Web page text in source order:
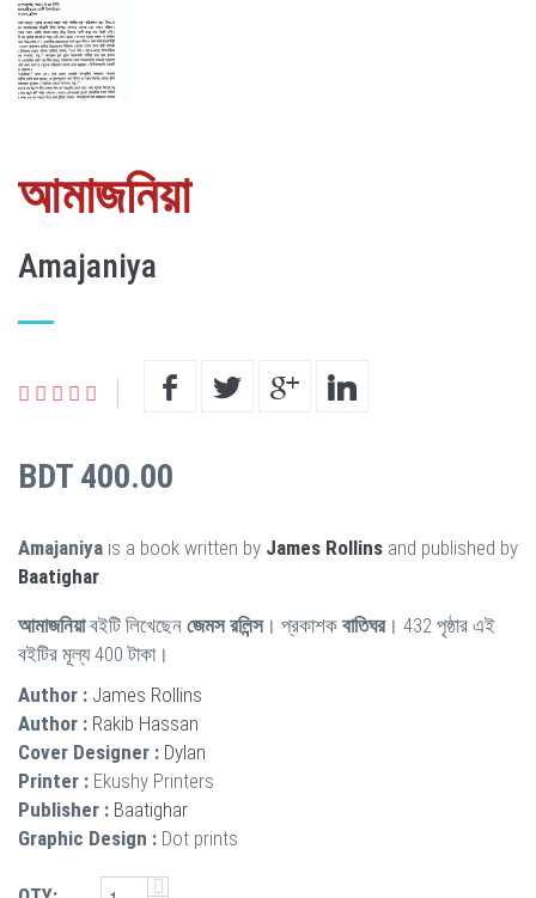
আমাজনিয়া
Amajaniya
BDT 400.00
Amajaniya is a book written by James Rollins and published by
Baatighar
আমাজনিয়াবইটি লিখেছেন জেমস রলিন্স। প্রকাশক বাতিঘর। 432 পৃষ্ঠার এই
বইটির মূল্য 400 টাকা।
Author : James Rollins
Author : Rakib Hassan
Cover Designer : Dylan
Printer : Ekushy Printers
Publisher : Baatighar
Graphic Design : Dot prints